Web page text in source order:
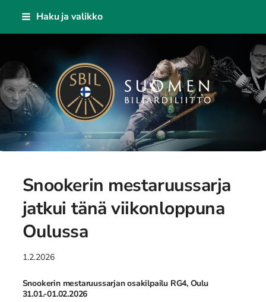
Siirry
Haku ja valikko
Suomen Biljardiliitto ry
Snookerin mestaruussarja
jatkui tänä viikonloppuna
Oulussa
1.2.2026
Snookerin mestaruussarjan osakilpailu RG4, Oulu
31.01.-01.02.2026